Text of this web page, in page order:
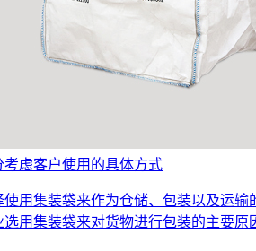
虑客户使用的具体方式
用集装袋来作为仓储、包装以及运
用集装袋来对货物进行包装的主要